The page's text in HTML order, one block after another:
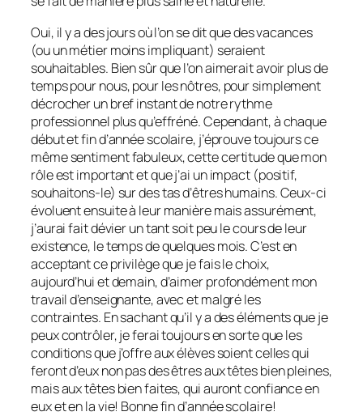
Oui, il y a des jours où l’on se dit que des vacances
(ou un métier moins impliquant) seraient
souhaitables. Bien sûr que l’on aimerait avoir plus de
temps pour nous, pour les nôtres, pour simplement
décrocher un bref instant de notre rythme
professionnel plus qu’effréné. Cependant, à chaque
début et fin d’année scolaire, j’éprouve toujours ce
même sentiment fabuleux, cette certitude que mon
rôle est important et que j’ai un impact (positif,
souhaitons-le) sur des tas d’êtres humains. Ceux-ci
évoluent ensuite à leur manière mais assurément,
j’aurai fait dévier un tant soit peu le cours de leur
existence, le temps de quelques mois. C’est en
acceptant ce privilège que je fais le choix,
aujourd’hui et demain, d’aimer profondément mon
travail d’enseignante, avec et malgré les
contraintes. En sachant qu’il y a des éléments que je
peux contrôler, je ferai toujours en sorte que les
conditions que j’offre aux élèves soient celles qui
feront d’eux non pas des êtres aux têtes bien pleines,
mais aux têtes bien faites, qui auront confiance en
eux et en la vie! Bonne fin d’année scolaire!